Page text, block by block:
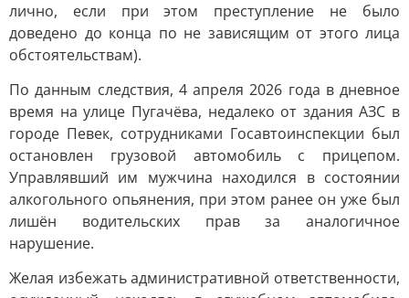
лично, если при этом преступление не было
доведено до конца по не зависящим от этого лица
обстоятельствам).
По данным следствия, 4 апреля 2026 года в дневное
время на улице Пугачёва, недалеко от здания АЗС в
городе Певек, сотрудниками Госавтоинспекции был
остановлен грузовой автомобиль с прицепом.
Управлявший им мужчина находился в состоянии
алкогольного опьянения, при этом ранее он уже был
лишён водительских прав за аналогичное
нарушение.
Желая избежать административной ответственности,